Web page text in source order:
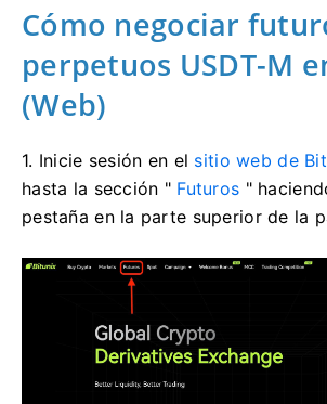
Cómo negociar
perpetuos USDT-M
(Web)
1. Inicie sesión en el sitio web de
hasta la sección " Futuros "
pestaña en la parte superior de la